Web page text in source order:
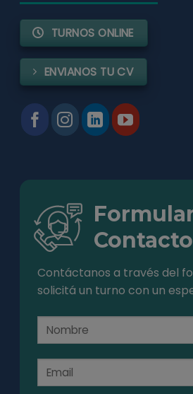
TURNOS ONLINE
ENVIANOS TU CV
Contacto
Contáctanos a través del
solicitá un turno con un